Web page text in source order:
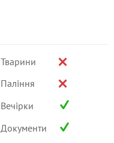
Тварини
Паління
Вечірки
Документи